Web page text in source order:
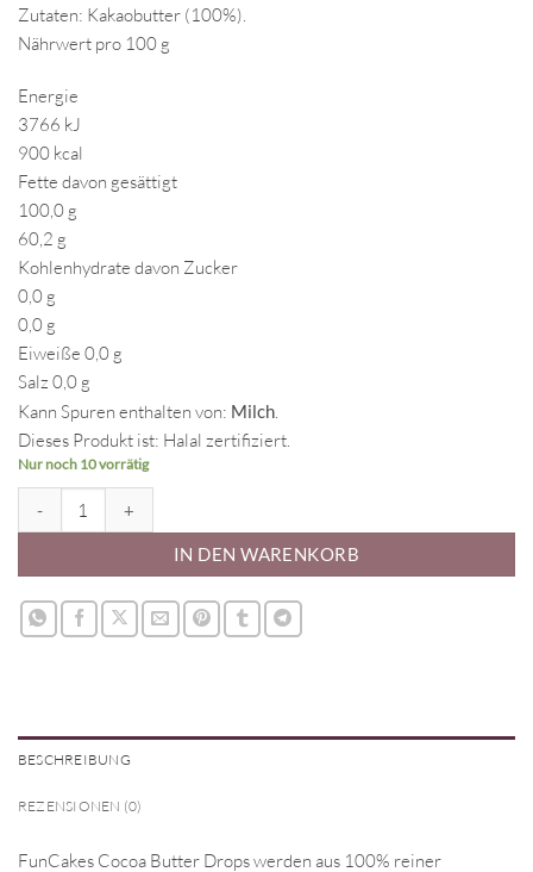
Zutaten: Kakaobutter (100%).
Nährwert pro 100 g
Energie
3766 kJ
900 kcal
Fette davon gesättigt
100,0 g
60,2 g
Kohlenhydrate davon Zucker
0,0 g
0,0 g
Eiweiße 0,0 g
Salz 0,0 g
Kann Spuren enthalten von: Milch.
Dieses Produkt ist: Halal zertifiziert.
Nur noch 10 vorrätig
IN DEN WARENKORB
BESCHREIBUNG
REZENSIONEN (0)
FunCakes Cocoa Butter Drops werden aus 100% reiner